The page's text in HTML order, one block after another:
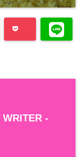
WRITER -